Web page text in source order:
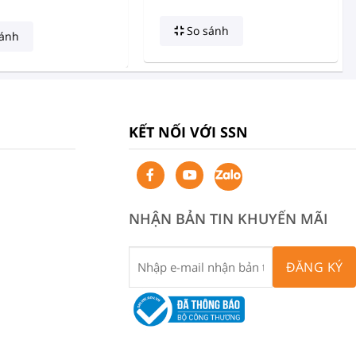
So sánh
KẾT NỐI VỚI SSN
NHẬN BẢN TIN KHUYẾN MÃI
ĐĂNG KÝ